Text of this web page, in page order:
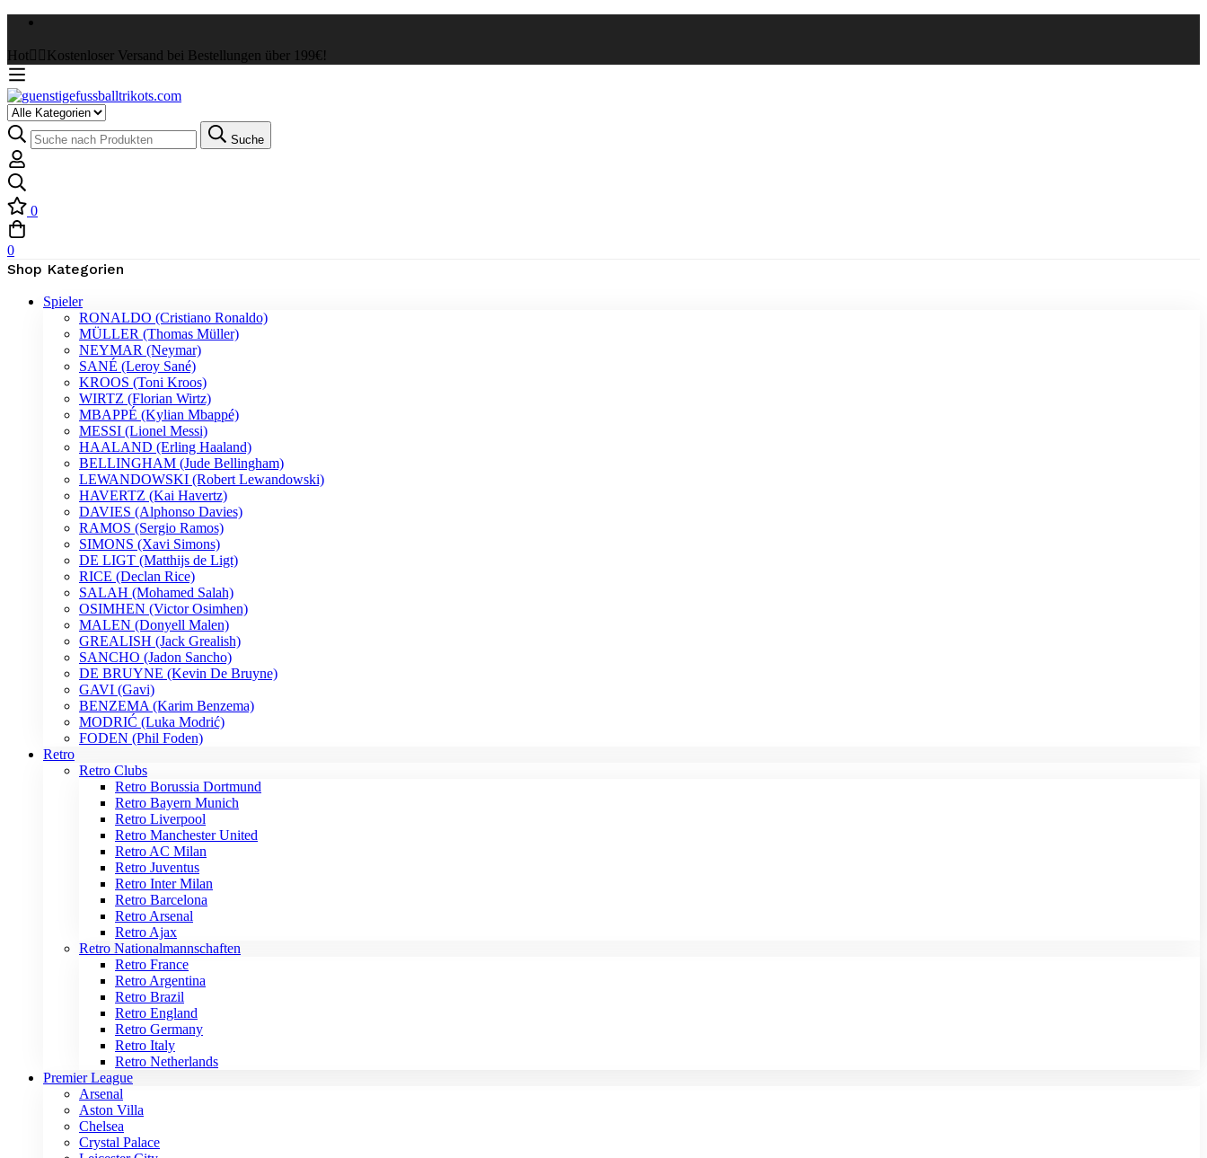
Hot ✌🏼Kostenloser Versand bei Bestellungen über 199€!
Suche
0
0
Shop Kategorien
Spieler
RONALDO (Cristiano Ronaldo)
MÜLLER (Thomas Müller)
NEYMAR (Neymar)
SANÉ (Leroy Sané)
KROOS (Toni Kroos)
WIRTZ (Florian Wirtz)
MBAPPÉ (Kylian Mbappé)
MESSI (Lionel Messi)
HAALAND (Erling Haaland)
BELLINGHAM (Jude Bellingham)
LEWANDOWSKI (Robert Lewandowski)
HAVERTZ (Kai Havertz)
DAVIES (Alphonso Davies)
RAMOS (Sergio Ramos)
SIMONS (Xavi Simons)
DE LIGT (Matthijs de Ligt)
RICE (Declan Rice)
SALAH (Mohamed Salah)
OSIMHEN (Victor Osimhen)
MALEN (Donyell Malen)
GREALISH (Jack Grealish)
SANCHO (Jadon Sancho)
DE BRUYNE (Kevin De Bruyne)
GAVI (Gavi)
BENZEMA (Karim Benzema)
MODRIĆ (Luka Modrić)
FODEN (Phil Foden)
Retro
Retro Clubs
Retro Borussia Dortmund
Retro Bayern Munich
Retro Liverpool
Retro Manchester United
Retro AC Milan
Retro Juventus
Retro Inter Milan
Retro Barcelona
Retro Arsenal
Retro Ajax
Retro Nationalmannschaften
Retro France
Retro Argentina
Retro Brazil
Retro England
Retro Germany
Retro Italy
Retro Netherlands
Premier League
Arsenal
Aston Villa
Chelsea
Crystal Palace